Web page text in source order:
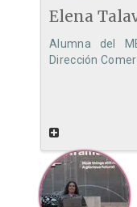
Elena
Alumna del
Dirección